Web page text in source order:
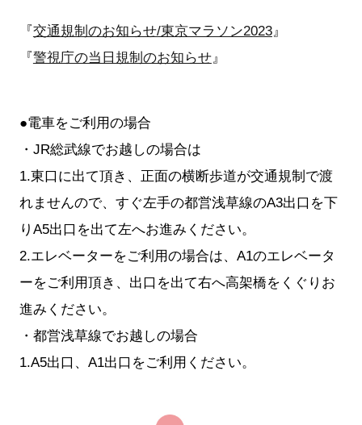
『交通規制のお知らせ/東京マラソン2023』
『警視庁の当日規制のお知らせ』
●電車をご利用の場合
・JR総武線でお越しの場合は
1.東口に出て頂き、正面の横断歩道が交通規制で渡
れませんので、すぐ左手の都営浅草線のA3出口を下
りA5出口を出て左へお進みください。
2.エレベーターをご利用の場合は、A1のエレベータ
ーをご利用頂き、出口を出て右へ高架橋をくぐりお
進みください。
・都営浅草線でお越しの場合
1.A5出口、A1出口をご利用ください。